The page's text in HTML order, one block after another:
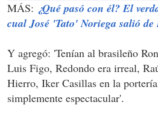
MÁS: ¿Qué pasó con él? El
cual José 'Tato' Noriega salió de
Y agregó: 'Tenían al brasileño
Luis Figo, Redondo era irreal,
Hierro, Iker Casillas en la
simplemente espectacular'.